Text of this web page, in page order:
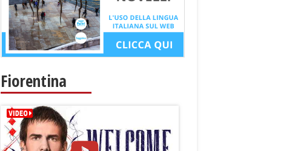
Fiorentina